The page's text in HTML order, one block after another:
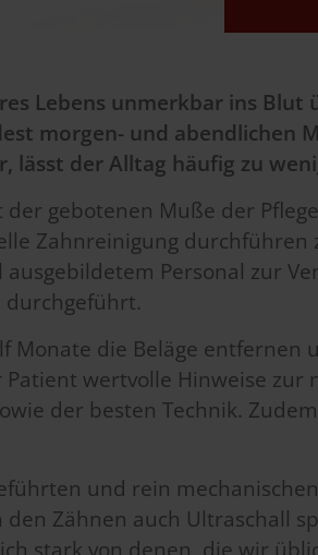
Lebens unmerkbar ins Blut
morgen- und abendlichen
lässt der Alltag häufig zu
gebotenen Muße der
Zahnreinigung durchführen
Personal zur
durchgeführt.
Monate die Beläge
wertvolle Hinweise
der besten Technik.
und rein
Zähnen auch Ultraschall
stark von denen, die wir